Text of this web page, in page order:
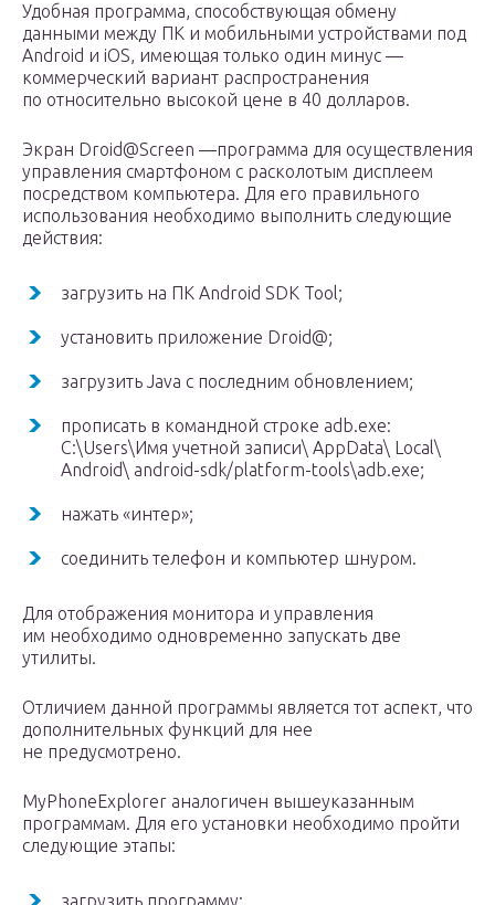
Удобная программа, способствующая обмену
данными между ПК и мобильными устройствами под
Android и iOS, имеющая только один минус —
коммерческий вариант распространения
по относительно высокой цене в 40 долларов.
Экран Droid@Screen —программа для осуществления
управления смартфоном с расколотым дисплеем
посредством компьютера. Для его правильного
использования необходимо выполнить следующие
действия:
загрузить на ПК Android SDK Tool;
установить приложение Droid@;
загрузить Java с последним обновлением;
прописать в командной строке adb.exe:
C:\Users\Имя учетной записи\ AppData\ Local\
Android\ android-sdk/platform-tools\adb.exe;
нажать «интер»;
соединить телефон и компьютер шнуром.
Для отображения монитора и управления
им необходимо одновременно запускать две
утилиты.
Отличием данной программы является тот аспект, что
дополнительных функций для нее
не предусмотрено.
MyPhoneExplorer аналогичен вышеуказанным
программам. Для его установки необходимо пройти
следующие этапы:
загрузить программу;